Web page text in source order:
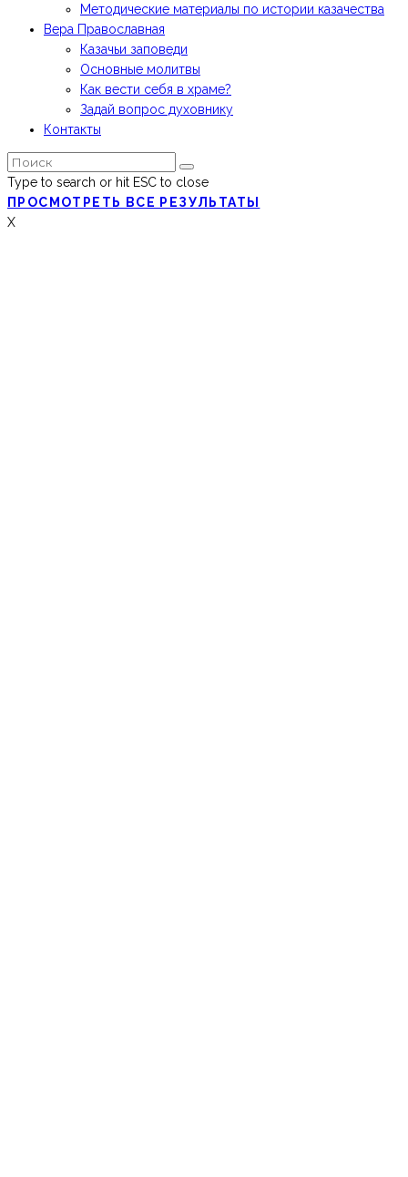
Методические материалы по истории казачества
Вера Православная
Казачьи заповеди
Основные молитвы
Как вести себя в храме?
Задай вопрос духовнику
Контакты
Type to search or hit ESC to close
ПРОСМОТРЕТЬ ВСЕ РЕЗУЛЬТАТЫ
X